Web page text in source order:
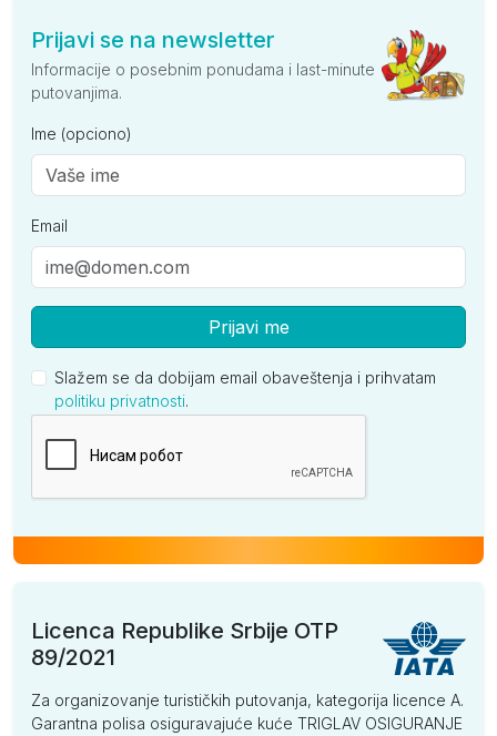
Prijavi se na newsletter
Informacije o posebnim ponudama i last-minute
putovanjima.
Ime (opciono)
Email
Prijavi me
Slažem se da dobijam email obaveštenja i prihvatam
politiku privatnosti.
Licenca Republike Srbije OTP
89/2021
Za organizovanje turističkih putovanja, kategorija licence A.
Garantna polisa osiguravajuće kuće TRIGLAV OSIGURANJE